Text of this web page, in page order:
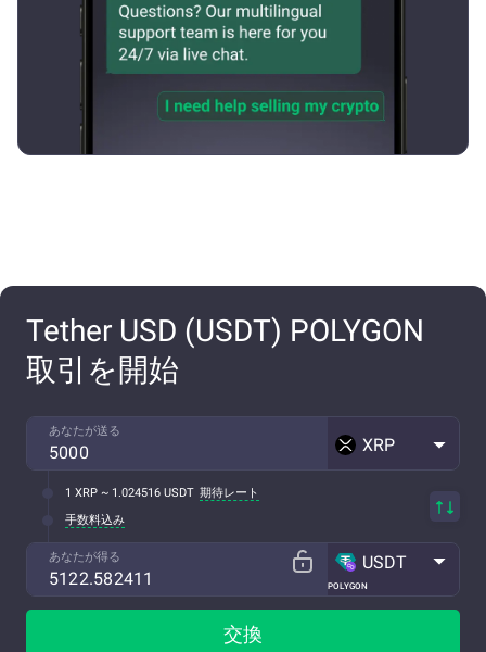
Tether USD (USDT) POLYGON
取引を開始
あなたが送る
XRP
1 XRP ~ 1.024516 USDT 期待レート
手数料込み
あなたが得る
POLYGON
USDT
交換